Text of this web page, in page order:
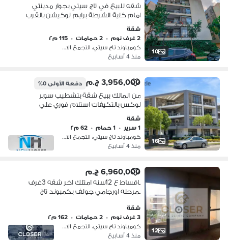
10
شقه للبيع في تاج سيتي بجوار مدينتي
امام كلية الشرطة برايم لوكيشن بالقرب
من مدينة نصر ومصر الجديده
شقة
2 غرف نوم
• 2 حمامات • 115 م٢
كومباوند تاج سيتي، التجمع الاول
منذ 4 أسابيع
16
3,956,000 ج.م دفعة الأولى0%
من المالك ببيع شقة بتشطيب سوبر
لوكس بالتكيفات استلام فوري علي
امام المطار - التجمع الخامس - مدينة نصر
شقة
1 سرير
• 1 حمام • 62 م٢
كومباوند تاج سيتي، التجمع الاول
منذ 4 أسابيع
12
6,960,000 ج.م
باقساط ع 12سنه امتلك اخر شقه 3غرف
بمرحله اورجامي جولف بكمبوند تاج
شقة
3 غرف نوم
• 2 حمامات • 162 م٢
كومباوند تاج سيتي، التجمع الاول
منذ 4 أسابيع